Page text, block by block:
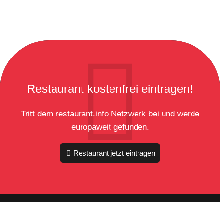
Restaurant kostenfrei eintragen!
Tritt dem restaurant.info Netzwerk bei und werde
europaweit gefunden.
Restaurant jetzt eintragen